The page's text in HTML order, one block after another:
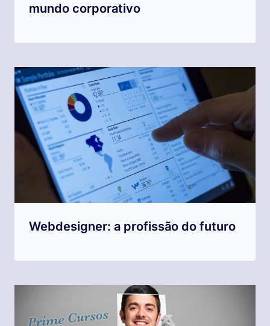
mundo corporativo
Webdesigner: a profissão do futuro